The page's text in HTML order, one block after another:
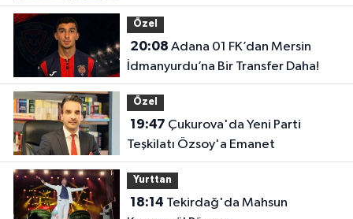
Özel
20:08
İdmanyurdu’na Bir Transfer Daha!
Özel
19:47
Teşkilatı Özsoy'a Emanet
Yurttan
18:14